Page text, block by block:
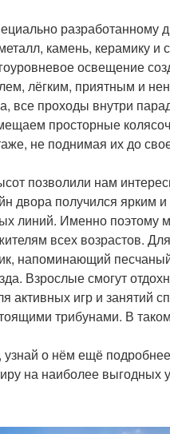
разработанному
камень, керамику и
освещение
лёгким, приятным и
все проходы внутри
просторные
не поднимая их до
позволили нам
двора получился ярким
линий. Именно поэтому
всех возрастов.
напоминающий
Взрослые смогут
активных игр и занятий
трибунами. В
о нём ещё
на наиболее выгодных